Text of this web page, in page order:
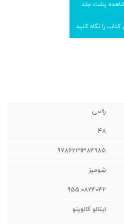
پشت جلد
کتاب را نگاه کنید
رقعی‌
48
9786229384985
شومیز
955.0824042
ایتالو کالوینو